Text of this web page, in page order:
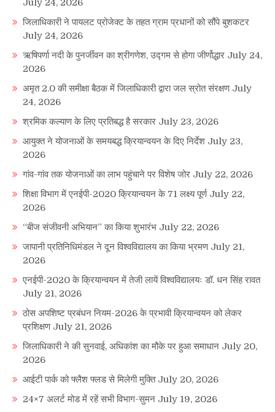
July 24, 2026
जिलाधिकारी ने पायलट प्रोजेक्ट के तहत ग्राम प्रधानों को सौंपे बुशकटर
July 24, 2026
ऋषिपर्णा नदी के पुनर्जीवन का श्रीगणेश, उद्गम से होगा जीर्णोद्धार July 24,
2026
अमृत 2.0 की समीक्षा बैठक में जिलाधिकारी द्वारा जल स्रोत संरक्षण July
24, 2026
श्रमिक कल्याण के लिए प्रतिबद्ध है सरकार July 23, 2026
आयुक्त ने योजनाओं के समयबद्ध क्रियान्वयन के दिए निर्देश July 23,
2026
गांव-गांव तक योजनाओं का लाभ पहुंचाने पर विशेष जोर July 22, 2026
शिक्षा विभाग में एनईपी-2020 क्रियान्वयन के 71 लक्ष्य पूर्ण July 22,
2026
“बीज संजीवनी अभियान” का किया शुभारंभ July 22, 2026
जापानी प्रतिनिधिमंडल ने दून विश्वविद्यालय का किया भ्रमण July 21,
2026
एनईपी-2020 के क्रियान्वयन में तेजी लायें विश्वविद्यालयः डॉ. धन सिंह रावत
July 21, 2026
ठोस अपशिष्ट प्रबंधन नियम-2026 के प्रभावी क्रियान्वयन को लेकर
प्रशिक्षण July 21, 2026
जिलाधिकारी ने की सुनवाई, अधिकांश का मौके पर हुआ समाधान July 20,
2026
आईटी पार्क को फ्लैश फ्लड से मिलेगी मुक्ति July 20, 2026
24×7 अलर्ट मोड में रहें सभी विभाग-सुमन July 19, 2026